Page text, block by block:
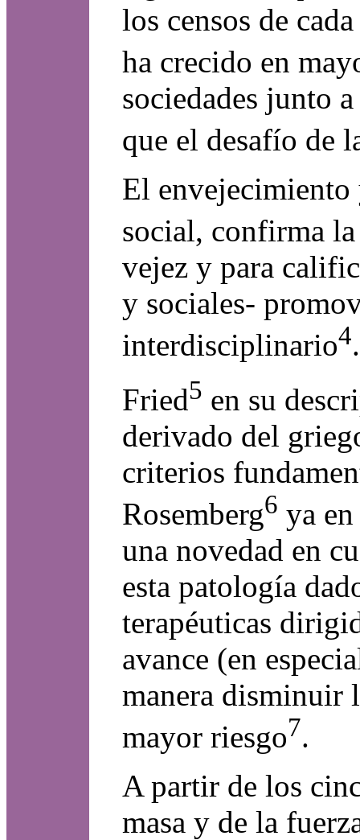
los censos de
ha crecido en
sociedades junto
que el desafío de
El envejecimiento
social, confirma
vejez y para
y sociales-
interdisciplinario4.
Fried5 en su
derivado del
criterios
Rosemberg6 ya
una novedad en
esta patología
terapéuticas
avance (en
manera disminuir
mayor riesgo7.
A partir de los
masa y de la